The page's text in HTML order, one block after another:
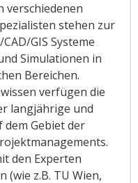
verschiedenen
stehen zur
GIS Systeme
Simulationen in
Bereichen.
verfügen die
langjährige und
Gebiet der
den Experten
z.B. TU Wien,